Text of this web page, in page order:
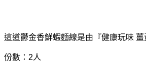
這道鬱金香鮮蝦麵線是由『健康玩味
份數：2人